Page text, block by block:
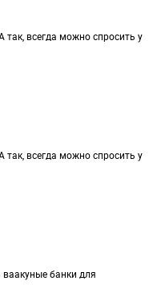
так, всегда можно спросить у
так, всегда можно спросить у
банки для